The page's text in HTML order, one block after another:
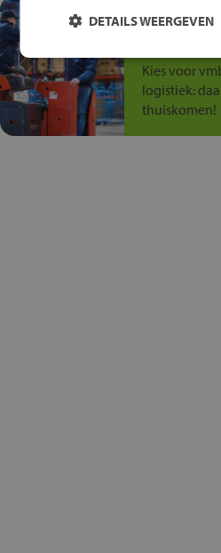
Jouw
Kies voor
logistiek:
thuiskomen!
DETAILS WEERGEVEN